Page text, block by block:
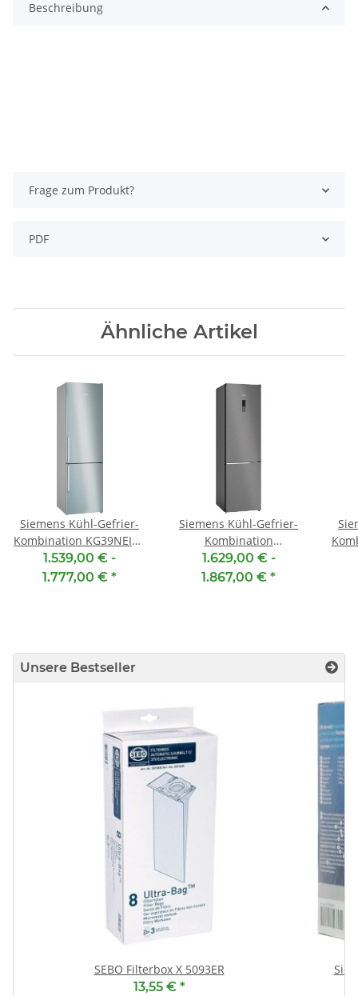
Beschreibung
Frage zum Produkt?
PDF
Ähnliche Artikel
Siemens Kühl-Gefrier-
Kombination KG39NEIBT
[ EEK: B ] Edelstahl
antiFingerprint,
1.539,00 € -
1.777,00 € *
Siemens Kühl-Gefrier-
Kombination
KG39NEXBF [ EEK: B ]
blackSteel, Freistehend,
1.629,00 € -
1.867,00 € *
Unsere Bestseller
SEBO Filterbox X 5093ER
13,55 € *